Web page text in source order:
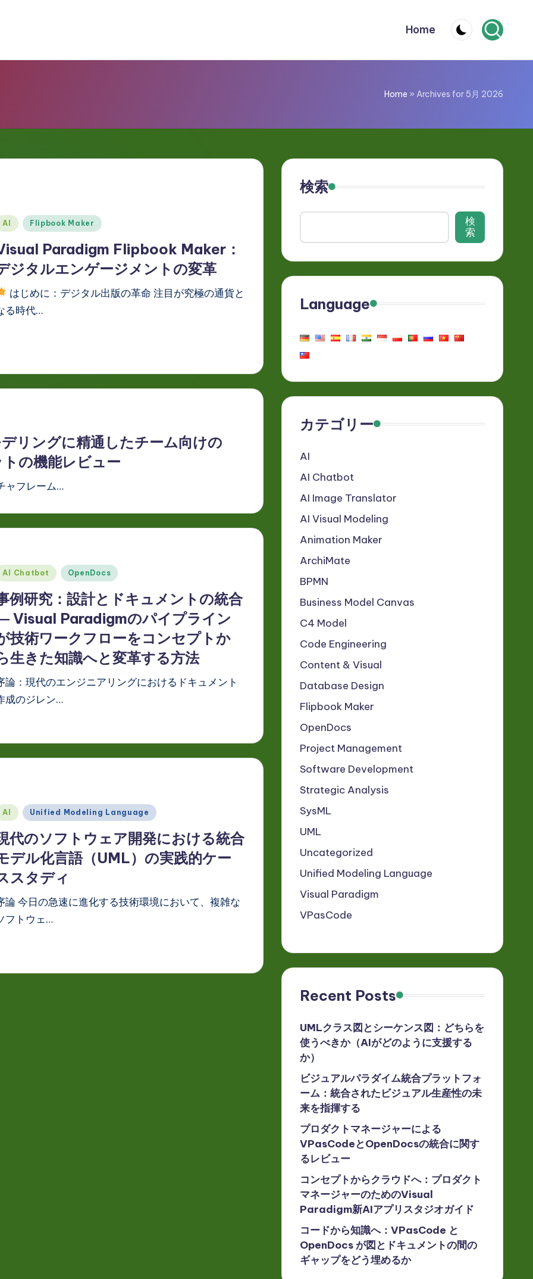
Home
Home » Archives for 5月 2026
AI Flipbook Maker
Paradigm Flipbook Maker：
ジタルエンゲージメントの変革
はじめに：デジタル出版の革命 注目が究極の通貨と
る時代…
リングに精通したチーム向けの
の機能レビュー
ャフレーム…
AI Chatbot OpenDocs
例研究：設計とドキュメントの統合
Visual Paradigmのパイプライン
技術ワークフローをコンセプトか
生きた知識へと変革する方法
論：現代のエンジニアリングにおけるドキュメント
成のジレン…
AI Unified Modeling Language
代のソフトウェア開発における統合
デル化言語（UML）の実践的ケー
スタディ
論 今日の急速に進化する技術環境において、複雑な
フトウェ…
検索
検
索
Language
カテゴリー
AI
AI Chatbot
AI Image Translator
AI Visual Modeling
Animation Maker
ArchiMate
BPMN
Business Model Canvas
C4 Model
Code Engineering
Content & Visual
Database Design
Flipbook Maker
OpenDocs
Project Management
Software Development
Strategic Analysis
SysML
UML
Uncategorized
Unified Modeling Language
Visual Paradigm
VPasCode
Recent Posts
UMLクラス図とシーケンス図：どちらを
使うべきか（AIがどのように支援する
か）
ビジュアルパラダイム統合プラットフォ
ーム：統合されたビジュアル生産性の未
来を指揮する
プロダクトマネージャーによる
VPasCodeとOpenDocsの統合に関す
るレビュー
コンセプトからクラウドへ：プロダクト
マネージャーのためのVisual
Paradigm新AIアプリスタジオガイド
コードから知識へ：VPasCode と
OpenDocs が図とドキュメントの間の
ギャップをどう埋めるか